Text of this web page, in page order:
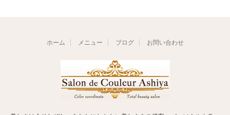
ホーム メニュー ブログ お問い合わせ